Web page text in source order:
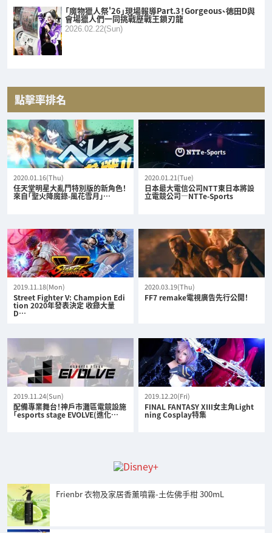
「魔物獵人祭'26」現場報導Part.3！Gorgeous、徳田D與
會場獵人們一同挑戰歷戰王鎖刃龍
2026.02.22(Sun)
點擊率排名
2020.01.16(Thu)
任天堂明星大亂鬥特別版的新角色！
來自「聖火降魔錄-風花雪月」…
2020.01.21(Tue)
日本最大電信公司NTT東日本將設
立電競公司—NTTe-Sports
2019.11.18(Mon)
Street Fighter V: Champion Edi
tion 2020年發表決定 收錄大量
D…
2020.03.19(Thu)
FF7 remake電視廣告先行公開！
2019.11.24(Sun)
配備專業舞台！神戶市灘區電競設施
「esports stage EVOLVE(進化…
2019.12.20(Fri)
FINAL FANTASY XIII女主角Light
ning Cosplay特集
Frienbr 衣物及家居香薰噴霧-土佐佛手柑 300mL